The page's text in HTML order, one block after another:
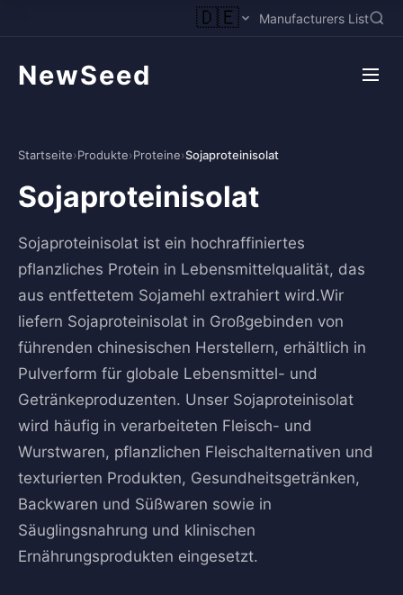
🇩🇪 Manufacturers List
NewSeed
Startseite›Produkte›Proteine›Sojaproteinisolat
Sojaproteinisolat
Sojaproteinisolat ist ein hochraffiniertes
pflanzliches Protein in Lebensmittelqualität, das
aus entfettetem Sojamehl extrahiert wird.Wir
liefern Sojaproteinisolat in Großgebinden von
führenden chinesischen Herstellern, erhältlich in
Pulverform für globale Lebensmittel- und
Getränkeproduzenten. Unser Sojaproteinisolat
wird häufig in verarbeiteten Fleisch- und
Wurstwaren, pflanzlichen Fleischalternativen und
texturierten Produkten, Gesundheitsgetränken,
Backwaren und Süßwaren sowie in
Säuglingsnahrung und klinischen
Ernährungsprodukten eingesetzt.